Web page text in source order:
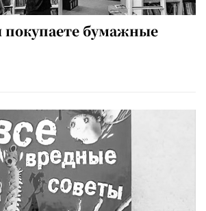
покупаете бумажные